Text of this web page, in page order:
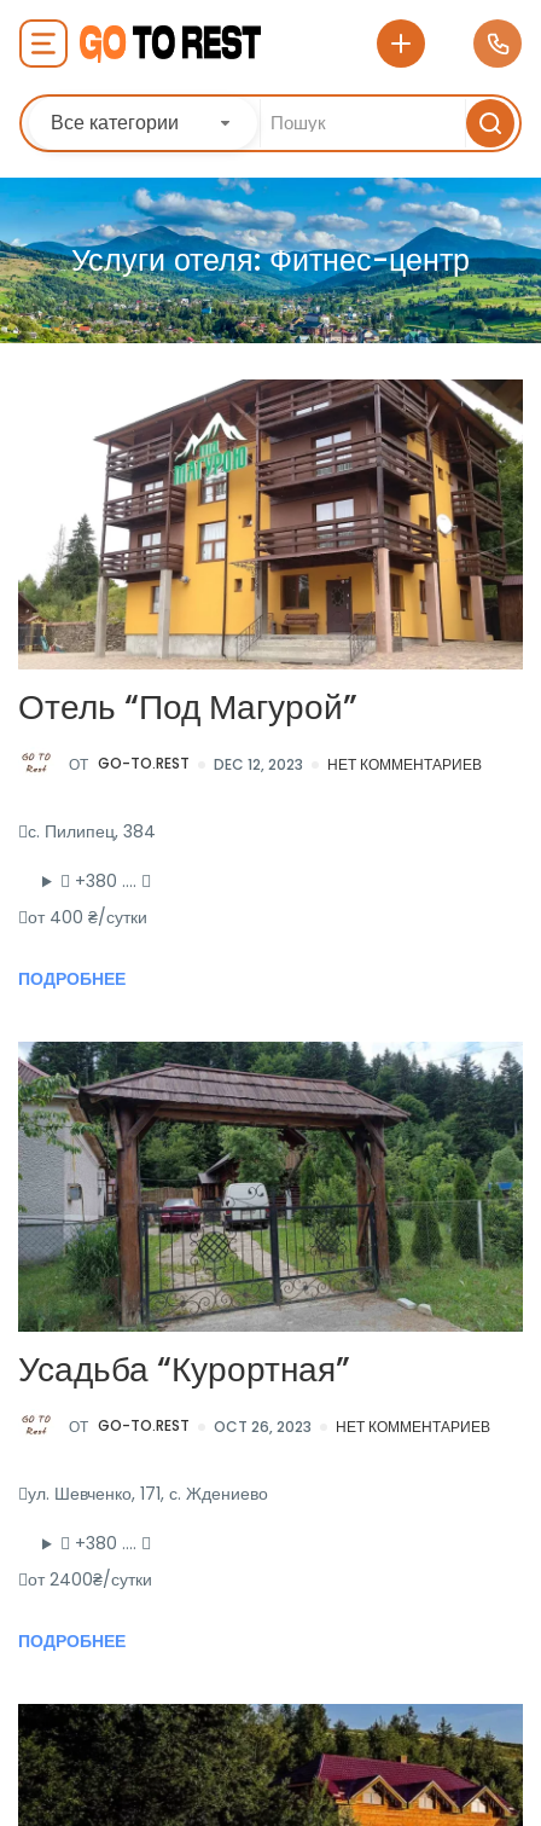
Все категории
Услуги отеля:Фитнес-центр
Отель “Под Магурой”
ОТ GO-TO.REST DEC 12, 2023 НЕТ КОММЕНТАРИЕВ
с. Пилипец, 384
+380 ….
от 400 ₴/сутки
ПОДРОБНЕЕ
Усадьба “Курортная”
ОТ GO-TO.REST OCT 26, 2023 НЕТ КОММЕНТАРИЕВ
ул. Шевченко, 171, с. Ждениево
+380 ….
от 2400₴/сутки
ПОДРОБНЕЕ